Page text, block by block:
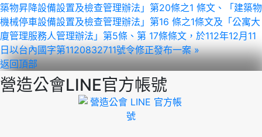
築物昇降設備設置及檢查管理辦法」第20條之1 條文、「建築物
機械停車設備設置及檢查管理辦法」第16 條之1條文及「公寓大
廈管理服務人管理辦法」第5條、第 17條條文，於112年12月11
日以台內國字第1120832711號令修正發布一案 »
返回頂部
營造公會LINE官方帳號